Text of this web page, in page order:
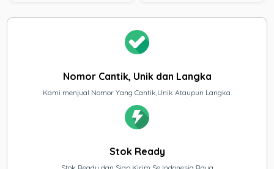
Nomor Cantik, Unik dan Langka
Kami menjual Nomor Yang Cantik,Unik Ataupun Langka.
Stok Ready